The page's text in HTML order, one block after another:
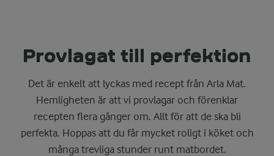
Provlagat till perfektion
Det är enkelt att lyckas med recept från Arla Mat.
Hemligheten är att vi provlagar och förenklar
recepten flera gånger om. Allt för att de ska bli
perfekta. Hoppas att du får mycket roligt i köket och
många trevliga stunder runt matbordet.